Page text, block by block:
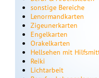
sonstige Bereiche
Lenormandkarten
Zigeunerkarten
Engelkarten
Orakelkarten
Hellsehen mit
Reiki
Lichtarbeit